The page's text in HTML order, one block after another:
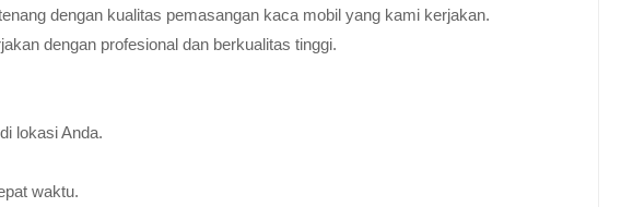
dengan kualitas pemasangan kaca mobil yang kami kerjakan.
dengan profesional dan berkualitas tinggi.
lokasi Anda.
waktu.